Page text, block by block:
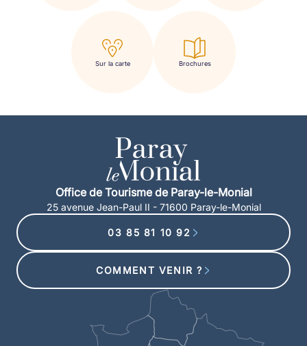
Sur la carte Brochures
Office de Tourisme de Paray-le-Monial
25 avenue Jean-Paul II - 71600 Paray-le-Monial
03 85 81 10 92
COMMENT VENIR ?